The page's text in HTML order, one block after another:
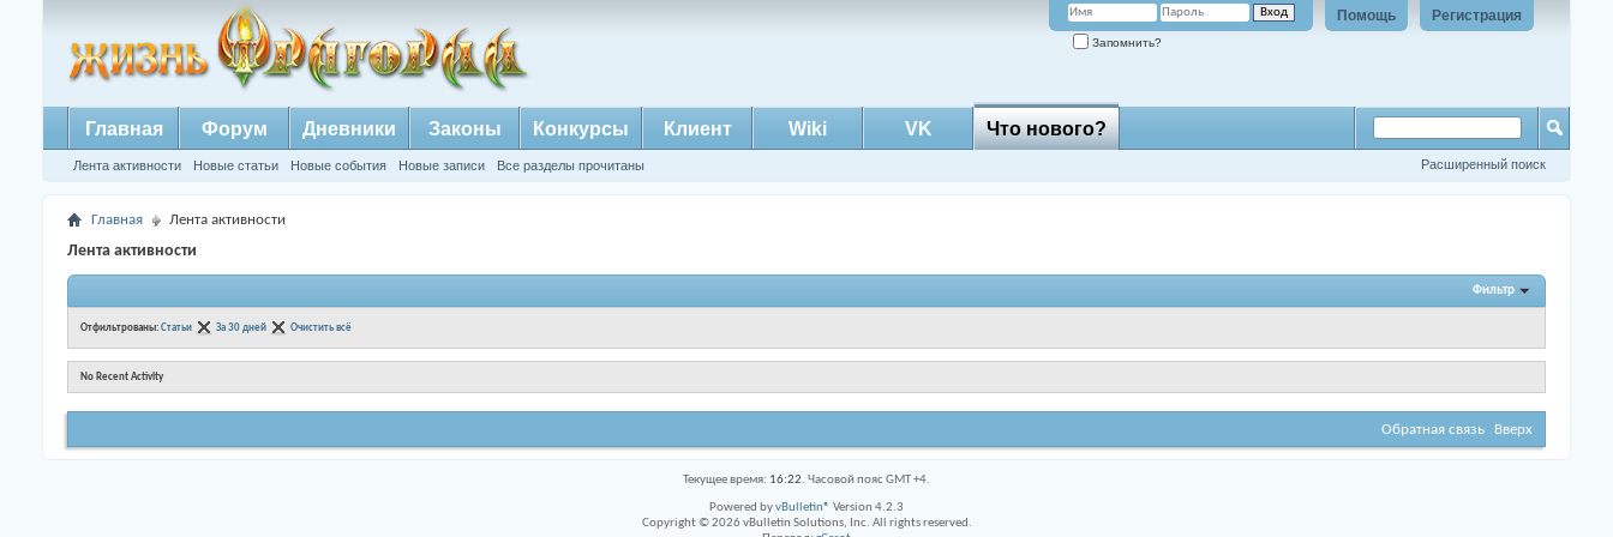
Регистрация
Помощь
Запомнить?
Главная Форум Дневники Законы Конкурсы Клиент Wiki VK Что нового?
Лента активности Новые статьи Новые события Новые записи Все разделы прочитаны Расширенный поиск
Главная Лента активности
Лента активности
Фильтр
Отфильтрованы: Статьи За 30 дней Очистить всё
No Recent Activity
Обратная связь Вверх
Текущее время: 16:22. Часовой пояс GMT +4.
Powered byvBulletin® Version 4.2.3
Copyright © 2026 vBulletin Solutions, Inc. All rights reserved.